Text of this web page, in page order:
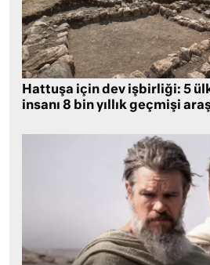
Hattuşa için dev işbirliği: 5
insanı 8 bin yıllık geçmişi